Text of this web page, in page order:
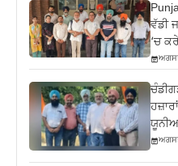
ਵੱਡੀ
‘ਚ